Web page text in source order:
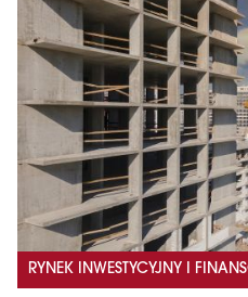
RYNEK INWESTYCYJNY I